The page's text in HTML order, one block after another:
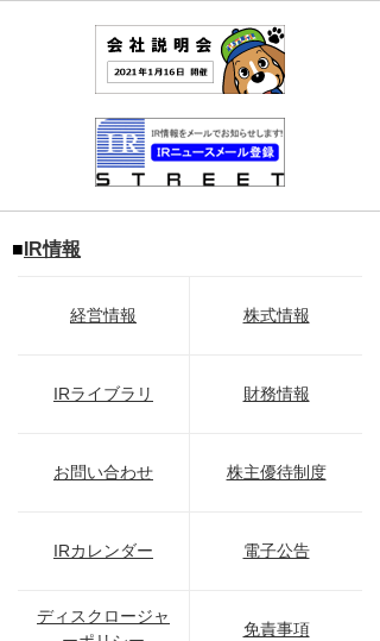
■ IR情報
経営情報 株式情報
IRライブラリ 財務情報
お問い合わせ 株主優待制度
IRカレンダー 電子公告
ディスクロージャ
免責事項